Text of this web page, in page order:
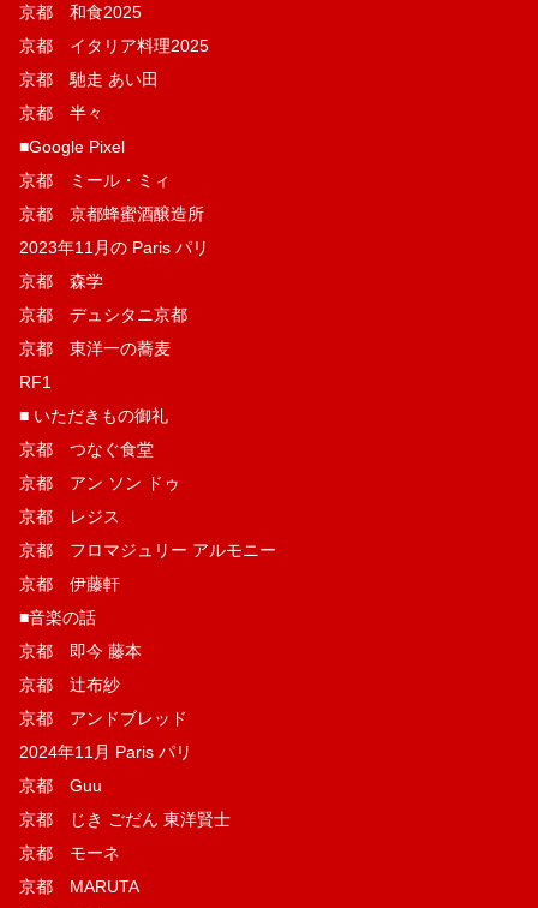
京都 和食2025
京都 イタリア料理2025
京都 馳走 あい田
京都 半々
■Google Pixel
京都 ミール・ミィ
京都 京都蜂蜜酒醸造所
2023年11月の Paris パリ
京都 森学
京都 デュシタニ京都
京都 東洋一の蕎麦
RF1
■ いただきもの御礼
京都 つなぐ食堂
京都 アン ソン ドゥ
京都 レジス
京都 フロマジュリー アルモニー
京都 伊藤軒
■音楽の話
京都 即今 藤本
京都 辻布紗
京都 アンドブレッド
2024年11月 Paris パリ
京都 Guu
京都 じき ごだん 東洋賢士
京都 モーネ
京都 MARUTA